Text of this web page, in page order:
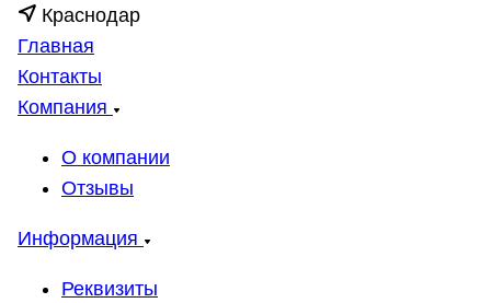
Краснодар
Главная
Контакты
Компания
О компании
Отзывы
Информация
Реквизиты